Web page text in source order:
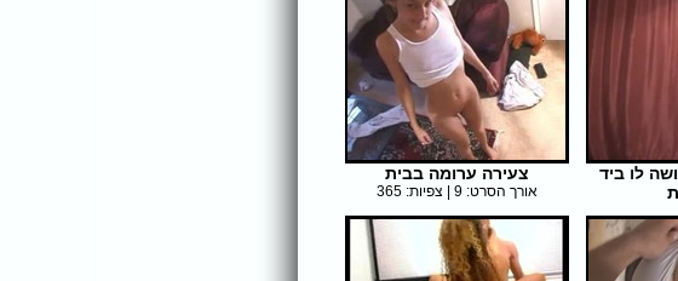
לו ביד
צעירה ערומה בבית
אורך הסרט: 9 | צפיות: 365